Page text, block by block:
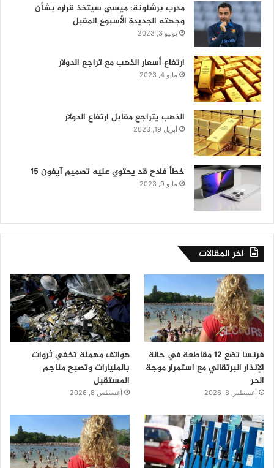
مدرب برشلونة: ميسي سيتخذ قراره بشأن
وجهته الجديدة الأسبوع المقبل
يونيو 3, 2023
ارتفاع أسعار الذهب مع تراجع الدولار
مايو 4, 2023
الذهب يتراجع مقابل ارتفاع الدولار
أبريل 19, 2023
خطأ فادح قد يحتوي عليه تصميم آيفون 15
مايو 9, 2023
اخر المقالات
فرنسا تضع 12 مقاطعة في حالة
الإنذار البرتقالي مع استمرار موجة
الحر
أغسطس 8, 2026
هواتف مهملة تخفي ثروات
بالمليارات وتصبح مناجم
المستقبل
أغسطس 8, 2026